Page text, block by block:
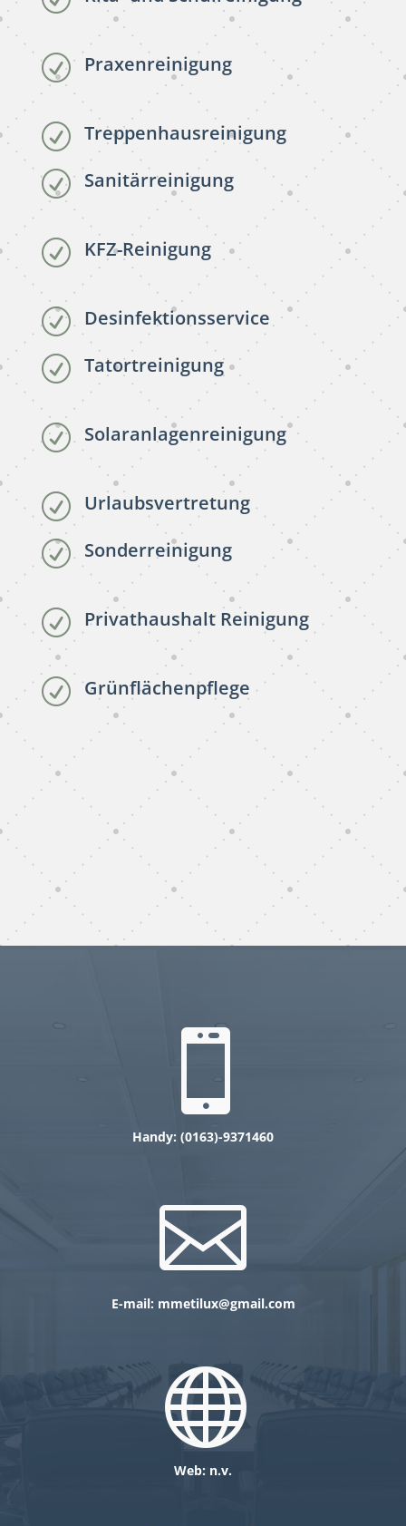
R Praxenreinigung
R Treppenhausreinigung
R Sanitärreinigung
R KFZ-Reinigung
R Desinfektionsservice
R Tatortreinigung
R Solaranlagenreinigung
R Urlaubsvertretung
R Sonderreinigung
R Privathaushalt Reinigung
R Grünflächenpflege
subunternehmer reinigung
Gelsenkirchen
subunternehmer gebäudereinigung
Gelsenkirchen
gebäudereinigung subunternehmer
Gelsenkirchen

Handy: (0163)-9371460

E-mail: mmetilux@gmail.com

Web: n.v.